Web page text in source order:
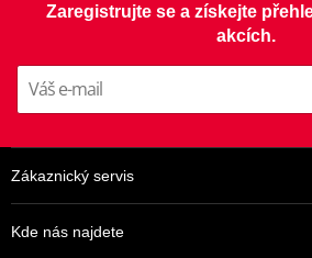
tepla, zabrání vypalování a tvoření
Výrobce
Zaregistrujte se a získejte
akcích.
Zákaznický servis
Kde nás najdete